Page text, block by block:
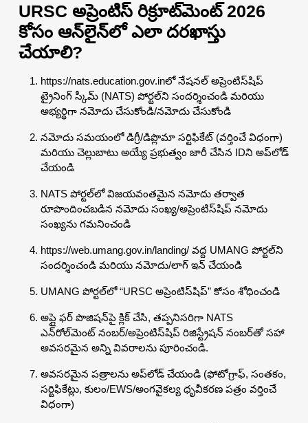
URSC అప్రెంటిస్ రిక్రూట్‌మెంట్ 2026
కోసం ఆన్‌లైన్‌లో ఎలా దరఖాస్తు
చేయాలి?
https://nats.education.gov.inలో నేషనల్ అప్రెంటిస్‌షిప్
ట్రైనింగ్ స్కీమ్ (NATS) పోర్టల్‌ని సందర్శించండి మరియు
అభ్యర్థిగా నమోదు చేసుకోండి/నమోదు చేసుకోండి
నమోదు సమయంలో డిగ్రీ/డిప్లొమా సర్టిఫికేట్ (వర్తించే విధంగా)
మరియు చెల్లుబాటు అయ్యే ప్రభుత్వం జారీ చేసిన IDని అప్‌లోడ్
చేయండి
NATS పోర్టల్‌లో విజయవంతమైన నమోదు తర్వాత
రూపొందించబడిన నమోదు సంఖ్య/అప్రెంటిస్‌షిప్ నమోదు
సంఖ్యను గమనించండి
https://web.umang.gov.in/landing/ వద్ద UMANG పోర్టల్‌ని
సందర్శించండి మరియు నమోదు/లాగ్ ఇన్ చేయండి
UMANG పోర్టల్‌లో “URSC అప్రెంటిస్‌షిప్” కోసం శోధించండి
అప్లై ఫర్ పొజిషన్‌పై క్లిక్ చేసి, తప్పనిసరిగా NATS
ఎన్‌రోల్‌మెంట్ నంబర్/అప్రెంటిస్‌షిప్ రిజిస్ట్రేషన్ నంబర్‌తో సహా
అవసరమైన అన్ని వివరాలను పూరించండి.
అవసరమైన పత్రాలను అప్‌లోడ్ చేయండి (ఫోటోగ్రాఫ్, సంతకం,
సర్టిఫికేట్లు, కులం/EWS/అంగవైకల్య ధృవీకరణ పత్రం వర్తించే
విధంగా)